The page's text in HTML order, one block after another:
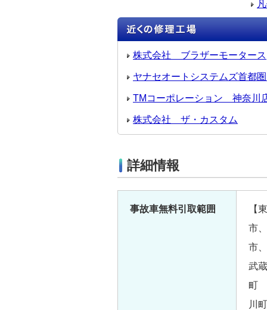
株式会社 ブラザーモータース
ヤナセオートシステムズ首都
TMコーポレーション 神奈川
株式会社 ザ・カスタム
詳細情報
事故車無料引取範囲
【
市
市
武
川